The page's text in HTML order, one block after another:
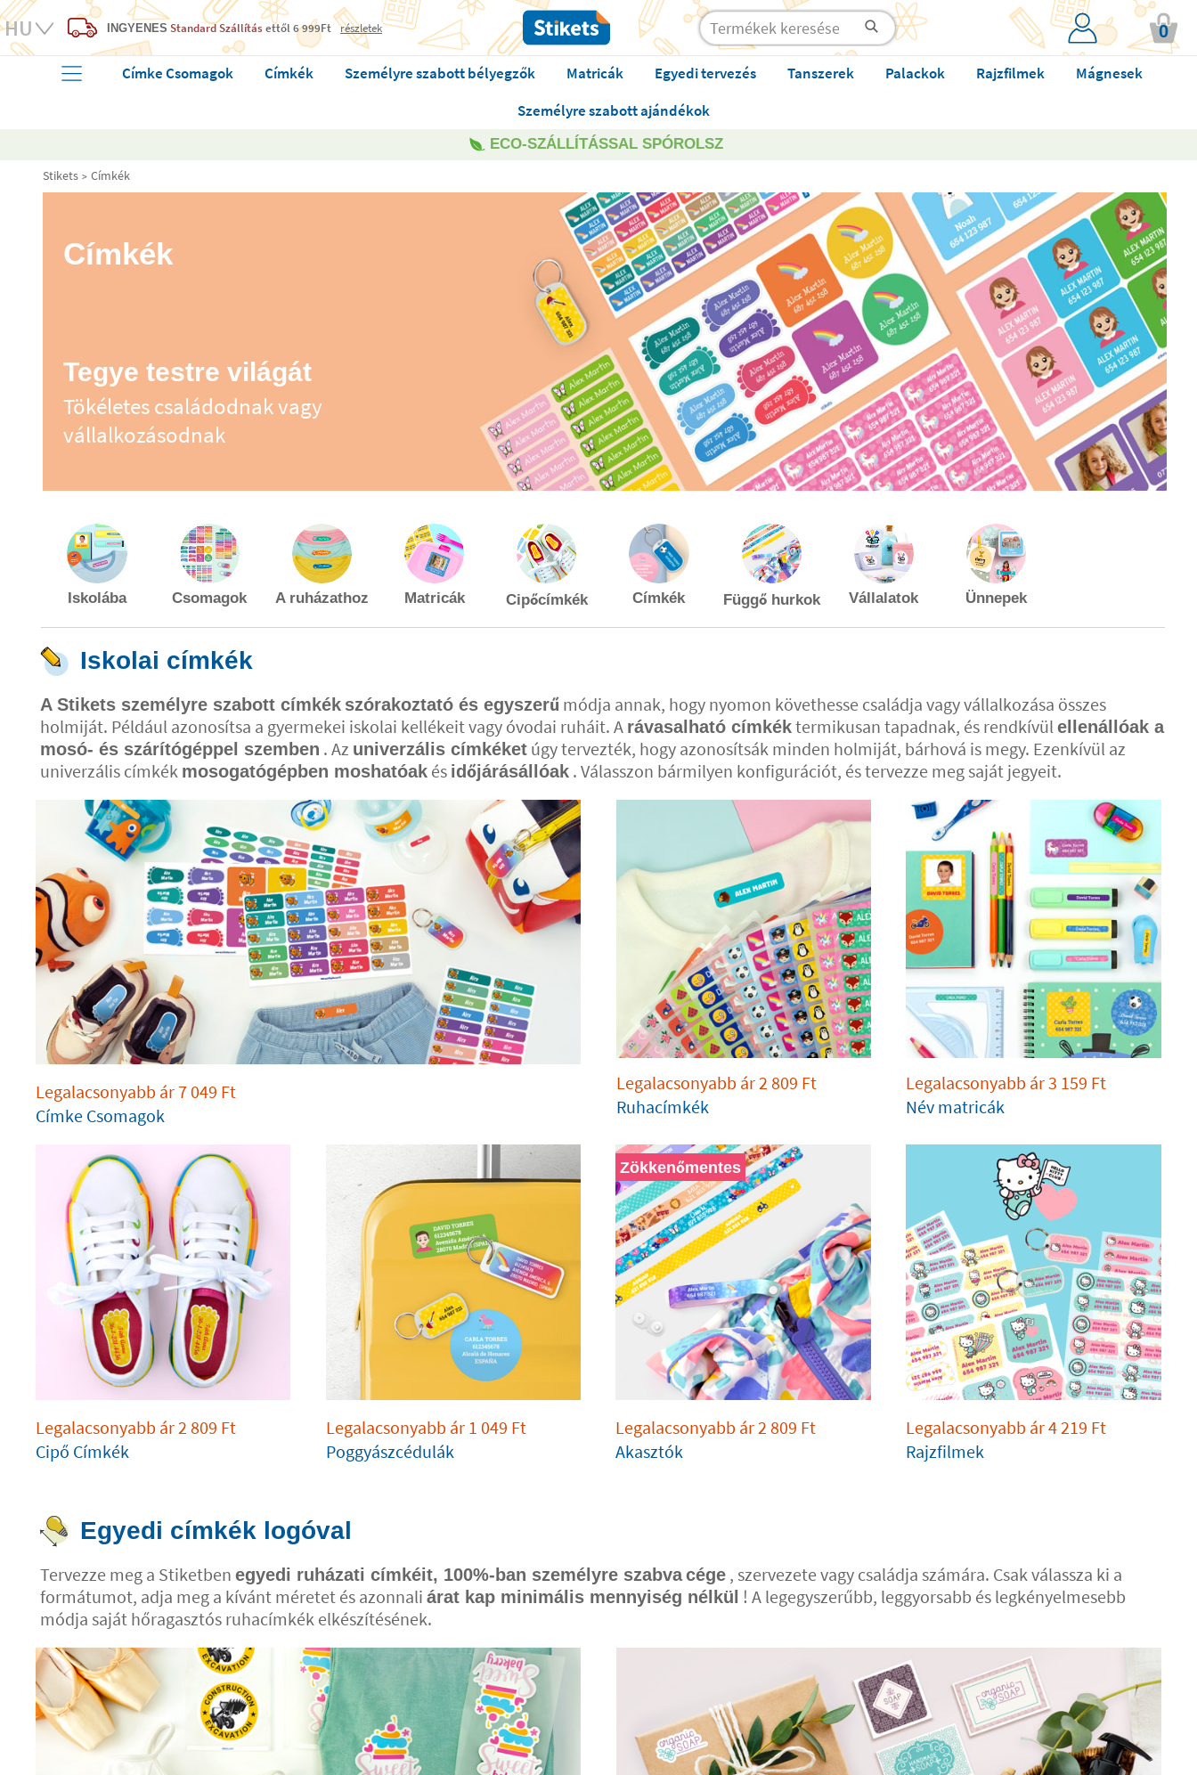
INGYENES Standard Szállításettől 6 999Ft részletek 0
Címke Csomagok Címkék Személyre szabott bélyegzők Matricák Egyedi tervezés Tanszerek Palackok Rajzfilmek
Mágnesek
Személyre szabott ajándékok
ECO-SZÁLLÍTÁSSAL SPÓROLSZ
Stikets Címkék
Címkék
Tegye testre világát
Tökéletes családodnak vagy
vállalkozásodnak
Iskolába Csomagok A ruházathoz Matricák Cipőcímkék Címkék Függő hurkok Vállalatok Ünnepek
Iskolai címkék
A Stikets személyre szabott címkék szórakoztató és egyszerű módja annak, hogy nyomon követhesse családja vagy vállalkozása összes
holmiját. Például azonosítsa a gyermekei iskolai kellékeit vagy óvodai ruháit. A rávasalható címkéktermikusan tapadnak, és rendkívülellenállóak a
mosó- és szárítógéppel szemben . Az univerzális címkéket úgy tervezték, hogy azonosítsák minden holmiját, bárhová is megy. Ezenkívül az
univerzális címkék mosogatógépben moshatóak és időjárásállóak . Válasszon bármilyen konfigurációt, és tervezze meg saját jegyeit.
Legalacsonyabb ár7 049 Ft
Címke Csomagok
Legalacsonyabb ár2 809 Ft
Ruhacímkék
Legalacsonyabb ár3 159 Ft
Név matricák
Legalacsonyabb ár2 809 Ft
Cipő Címkék
Legalacsonyabb ár 1 049 Ft
Poggyászcédulák
Zökkenőmentes
Legalacsonyabb ár2 809 Ft
Akasztók
Legalacsonyabb ár4 219 Ft
Rajzfilmek
Egyedi címkék logóval
Tervezze meg a Stiketben egyedi ruházati címkéit, 100%-ban személyre szabvacége , szervezete vagy családja számára. Csak válassza ki a
formátumot, adja meg a kívánt méretet és azonnali árat kap minimális mennyiség nélkül ! A legegyszerűbb, leggyorsabb és legkényelmesebb
módja saját hőragasztós ruhacímkék elkészítésének.